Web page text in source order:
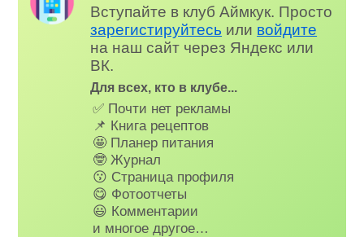
Вступайте в клуб Аймкук. Просто
зарегистируйтесь или войдите
на наш сайт через Яндекс или
ВК.
Для всех, кто в клубе...
✅ Почти нет рекламы
📌 Книга рецептов
🤩 Планер питания
🤓 Журнал
😗 Страница профиля
😋 Фотоотчеты
😃 Комментарии
и многое другое…